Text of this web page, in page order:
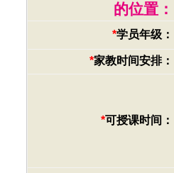
的位置：
*学员年级：
*家教时间安排：
*可授课时间：